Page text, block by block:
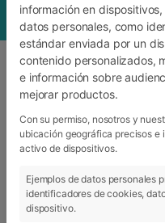
ETIQUETA
información en
datos personales, como
estándar enviada por un
contenido personalizados,
e información sobre
mejorar productos.
Con su permiso, nosotros y
ubicación geográfica precisos
activo de dispositivos.
Ejemplos de datos personales
identificadores de cookies,
dispositivo.